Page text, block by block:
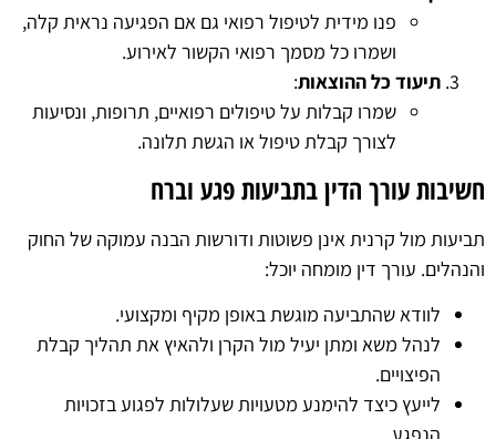
פנו מידית לטיפול רפואי גם אם הפגיעה נראית קלה,
ושמרו כל מסמך רפואי הקשור לאירוע.
תיעוד כל ההוצאות:
שמרו קבלות על טיפולים רפואיים, תרופות, ונסיעות
לצורך קבלת טיפול או הגשת תלונה.
חשיבות עורך הדין בתביעות פגע וברח
תביעות מול קרנית אינן פשוטות ודורשות הבנה עמוקה של החוק
והנהלים. עורך דין מומחה יוכל:
לוודא שהתביעה מוגשת באופן מקיף ומקצועי.
לנהל משא ומתן יעיל מול הקרן ולהאיץ את תהליך קבלת
הפיצויים.
לייעץ כיצד להימנע מטעויות שעלולות לפגוע בזכויות